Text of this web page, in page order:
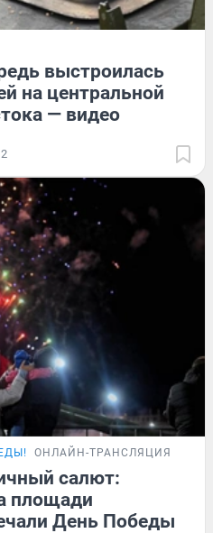
выстроилась
на центральной
— видео
2
ОНЛАЙН-ТРАНСЛЯЦИЯ
салют:
площади
День Победы